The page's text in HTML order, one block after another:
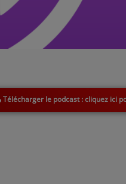
Télécharger le podcast